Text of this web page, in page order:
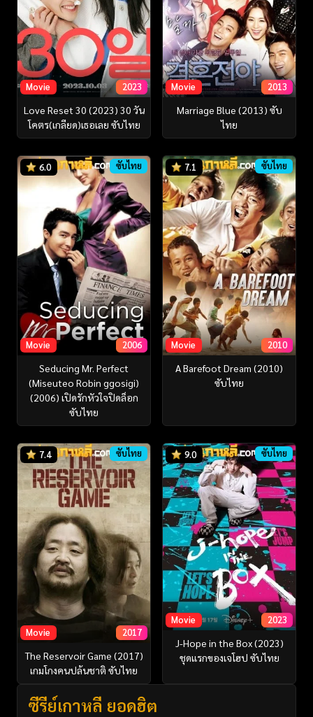
Movie 2023
Love Reset 30 (2023) 30 วัน
โคตร(เกลียด)เธอเลย ซับไทย
Movie 2013
Marriage Blue (2013) ซับ
ไทย
6.0 ซับไทย
Movie 2006
Seducing Mr. Perfect
(Miseuteo Robin ggosigi)
(2006) เปิดรักหัวใจปิดล็อก
ซับไทย
7.1 ซับไทย
Movie 2010
A Barefoot Dream (2010)
ซับไทย
7.4 ซับไทย
Movie 2017
The Reservoir Game (2017)
เกมโกงคนปล้นชาติ ซับไทย
9.0 ซับไทย
Movie 2023
J-Hope in the Box (2023)
ชุดแรกของเจโฮป ซับไทย
ซีรี่ย์เกาหลี ยอดฮิต